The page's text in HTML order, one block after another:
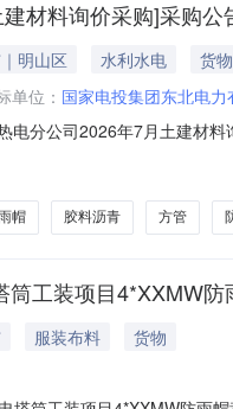
材料询价采购]采购公
明山区 水利水电
货物
单位： 国家电投集团东北电
电分公司2026年7月土建材
帽 胶料沥青 方管
工装项目4*XXMW防
服装布料
货物